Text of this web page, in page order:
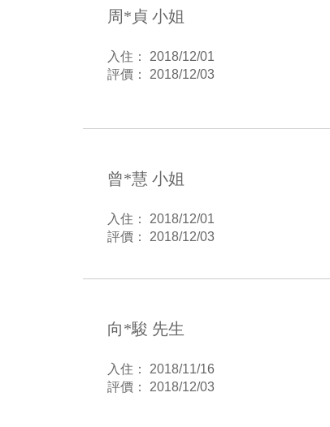
周*貞 小姐
入住： 2018/12/01
評價： 2018/12/03
曾*慧 小姐
入住： 2018/12/01
評價： 2018/12/03
向*駿 先生
入住： 2018/11/16
評價： 2018/12/03